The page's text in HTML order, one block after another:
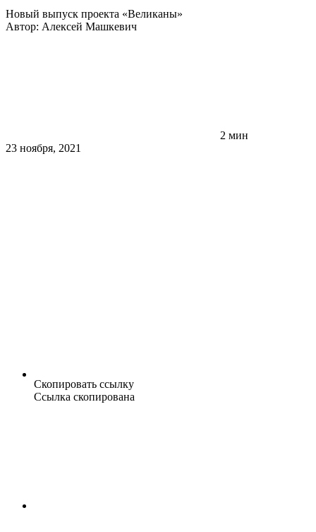
Новый выпуск проекта «Великаны»
Автор: Алексей Машкевич
2 мин
23 ноября, 2021
Скопировать ссылку
Ссылка скопирована